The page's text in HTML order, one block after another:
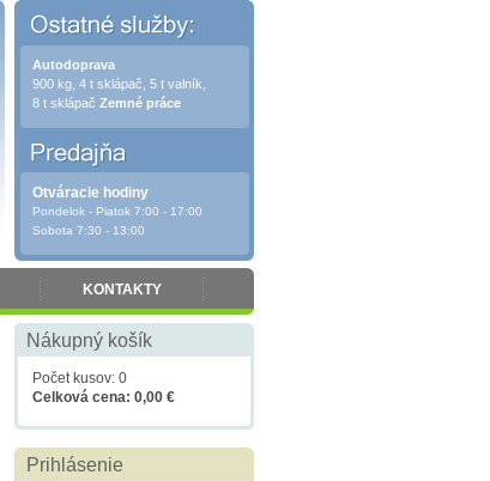
KONTAKTY
Autodoprava
900 kg, 4 t sklápač, 5 t valník,
8 t sklápač Zemné práce
Otváracie hodiny
Pondelok - Piatok 7:00 - 17:00
Sobota 7:30 - 13:00
Nákupný košík
Počet kusov: 0
Celková cena: 0,00 €
Prihlásenie